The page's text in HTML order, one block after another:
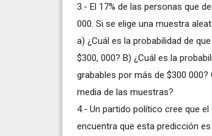
3.- El 17% de las personas que
000. Si se elige una muestra
a) ¿Cuál es la probabilidad de
$300, 000? B) ¿Cuál es la
grabables por más de $300
media de las muestras?
4.- Un partido político cree que
encuentra que esta predicción